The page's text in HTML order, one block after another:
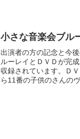
小さな音楽会ブル
出演者の方の記念と今
ルーレイとＤＶＤが完
収録されています。Ｄ
ら11番の子供のさんの